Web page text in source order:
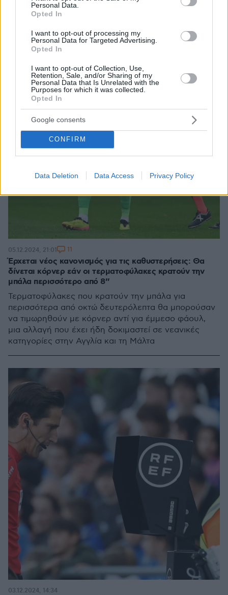
Personal Data.
Opted In
I want to opt-out of processing my
Personal Data for Targeted Advertising.
Opted In
I want to opt-out of Collection, Use,
Retention, Sale, and/or Sharing of my
Personal Data that Is Unrelated with the
Purposes for which it was collected.
Opted In
Google consents
CONFIRM
Data Deletion Data Access Privacy Policy
Έρχεται νέος κανονισμός για τις καθυστερήσεις: Θα
δίνεται κόρνερ εάν οι τερματοφύλακες κρατούν την
μπάλα περισσότερο από 8’’
Τερματοφύλακες που κρατούν την μπάλα για
περισσότερα από οκτώ δευτερόλεπτα θα μπορούσαν
να τιμωρηθούν με κόρνερ αντί για έμμεσο φάουλ,
μια αλλαγή που έχει ήδη δοκιμαστεί σε νεανικές
κατηγορίες στην Αγγλία και τη Μάλτα
05.12.2024, 21:01 11
03.12.2024, 14:34